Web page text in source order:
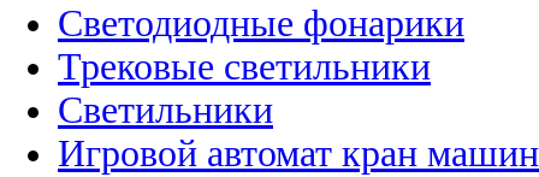
Светодиодные фонарики
Трековые светильники
Светильники
Игровой автомат кран